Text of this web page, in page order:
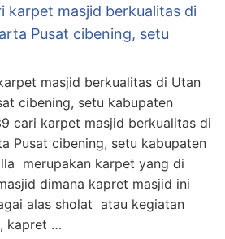
karpet masjid berkualitas di
Pusat cibening, setu
masjid berkualitas di Utan
cibening, setu kabupaten
cari karpet masjid berkualitas di
Pusat cibening, setu kabupaten
merupakan karpet yang di
dimana kapret masjid ini
alas sholat atau kegiatan
kapret …